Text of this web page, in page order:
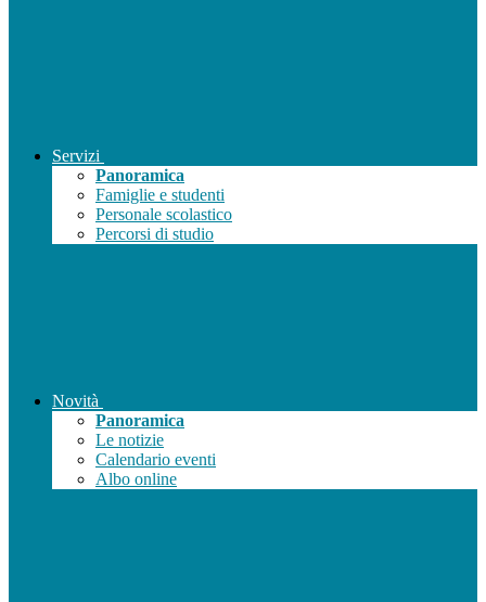
Servizi
Panoramica
Famiglie e studenti
Personale scolastico
Percorsi di studio
Novità
Panoramica
Le notizie
Calendario eventi
Albo online